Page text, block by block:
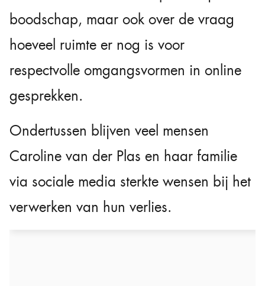
boodschap, maar ook over de vraag
hoeveel ruimte er nog is voor
respectvolle omgangsvormen in online
gesprekken.
Ondertussen blijven veel mensen
Caroline van der Plas en haar familie
via sociale media sterkte wensen bij het
verwerken van hun verlies.